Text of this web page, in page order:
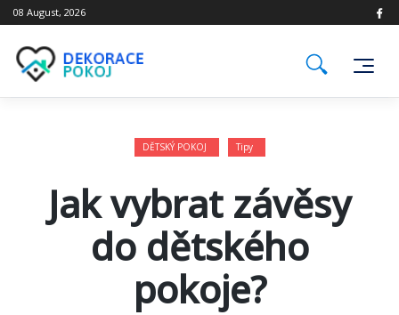
Skip
to
08 August, 2026
DĚTSKÝ POKOJ Tipy
Jak vybrat závěsy
do dětského
pokoje?